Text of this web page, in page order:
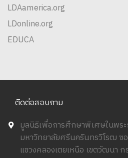
LDAamerica.org
LDonline.org
EDUCA
ติดต่อสอบถาม
มูลนิธิเพื่อการศึกษาพิเศษในพร
มหาวิทยาลัยศรีนครินทรวิโรฒ
แขวงคลองเตยเหนือ เขตวัฒนา